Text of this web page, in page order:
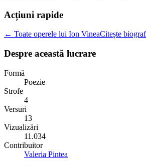
Acțiuni rapide
← Toate operele lui Ion VineaCitește
Despre această lucrare
Formă
Poezie
Strofe
4
Versuri
13
Vizualizări
11.034
Contribuitor
Valeria Pintea